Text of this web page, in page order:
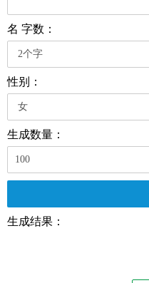
名 字数：
性别：
生成数量：
生成结果：